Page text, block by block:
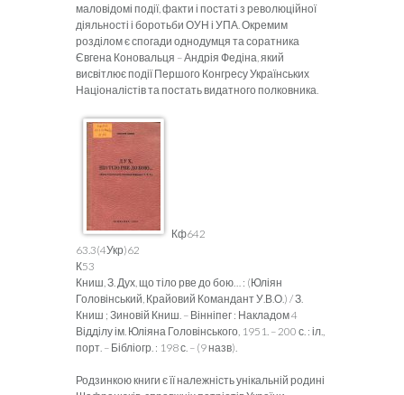
маловідомі події, факти і постаті з революційної
діяльності і боротьби ОУН і УПА. Окремим
розділом є спогади однодумця та соратника
Євгена Коновальця – Андрія Федіна, який
висвітлює події Першого Конгресу Українських
Націоналістів та постать видатного полковника.
Кф642
63.3(4Укр)62
К53
Книш, З. Дух, що тіло рве до бою… : (Юліян
Головінський, Крайовий Командант У.В.О.) / З.
Книш ; Зиновій Книш. – Вінніпег : Накладом 4
Відділу ім. Юліяна Головінського, 1951. – 200 с. : іл.,
порт. – Бібліогр. : 198 с. – (9 назв).
Родзинкою книги є її належність унікальній родині